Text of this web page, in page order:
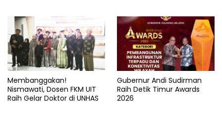
Membanggakan!
Nismawati, Dosen FKM UIT
Raih Gelar Doktor di UNHAS
Gubernur Andi Sudirman
Raih Detik Timur Awards
2026